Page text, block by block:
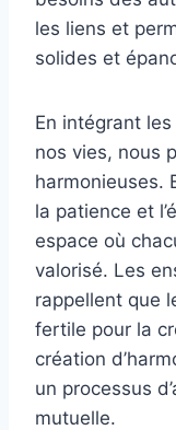
les liens et
solides et
En intégrant
nos vies, nous
harmonieuses.
la patience et
espace où
valorisé. Les
rappellent que
fertile pour la
création
un processus
mutuelle.